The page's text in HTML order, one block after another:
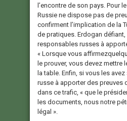
l’encontre de son pays. Pour
Russie ne dispose pas de
confirment l’implication de la
de pratiques. Erdogan
responsables russes à
« Lorsque vous
le prouver, vous devez mettre
la table. Enfin, si vous les
russe à apporter des preuves
dans ce trafic, « que le
les documents, nous notre
légal ».